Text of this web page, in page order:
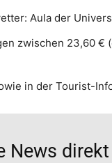
Aula der
zwischen 23,60 €
in der Tourist-
News